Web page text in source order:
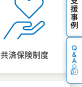
共済保険制度